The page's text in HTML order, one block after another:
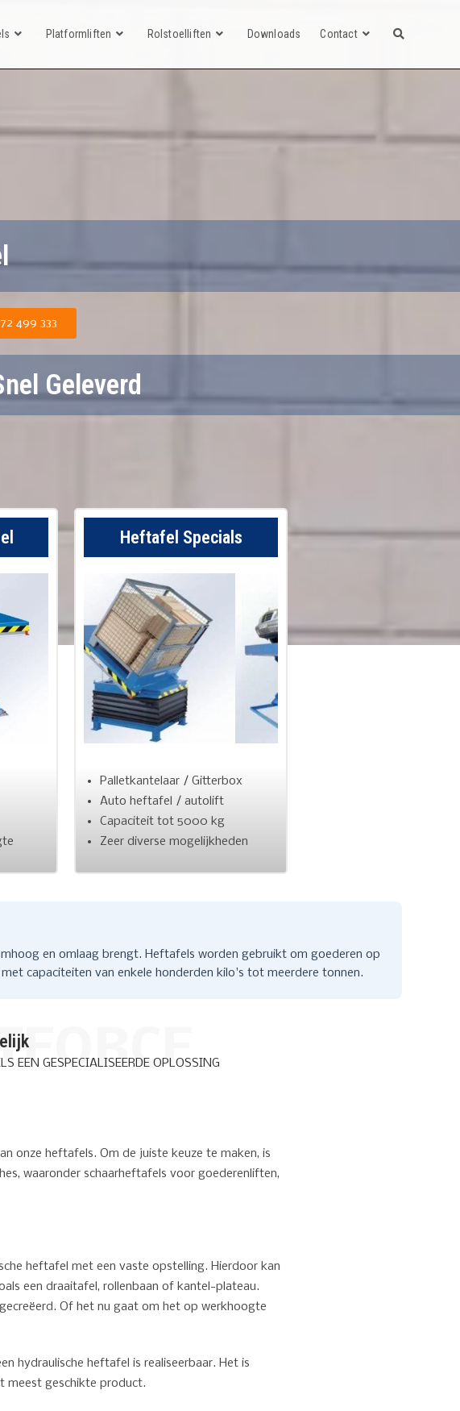
Platformliften Rolstoelliften Downloads Contact
499 333
Geleverd
Heftafel Specials
Palletkantelaar / Gitterbox
Auto heftafel / autolift
Capaciteit tot 5000 kg
Zeer diverse mogelijkheden
en omlaag brengt. Heftafels worden gebruikt om goederen op
capaciteiten van enkele honderden kilo's tot meerdere tonnen.
EEN GESPECIALISEERDE OPLOSSING
onze heftafels. Om de juiste keuze te maken, is
waaronder schaarheftafels voor goederenliften,
heftafel met een vaste opstelling. Hierdoor kan
een draaitafel, rollenbaan of kantel-plateau.
Of het nu gaat om het op werkhoogte
hydraulische heftafel is realiseerbaar. Het is
meest geschikte product.